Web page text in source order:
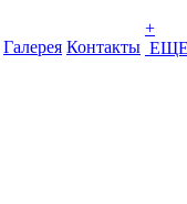
Галерея Контакты
+